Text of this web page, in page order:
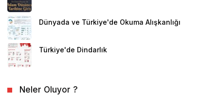
Dünyada ve Türkiye'de Okuma Alışkanlığı
Türkiye'de Dindarlık
Neler Oluyor ?